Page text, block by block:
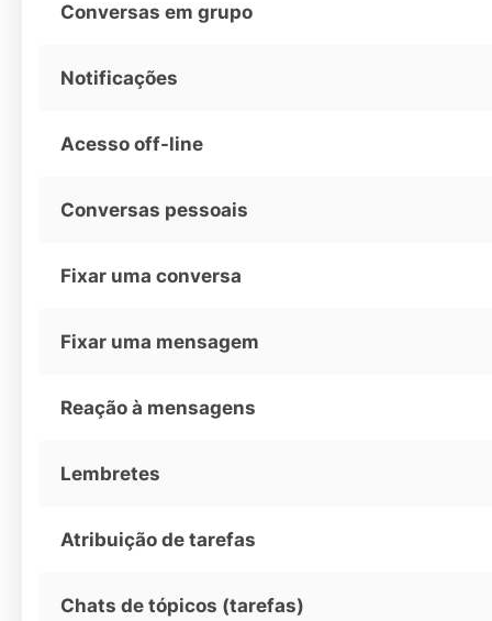
Conversas em grupo
Notificações
Acesso off-line
Conversas pessoais
Fixar uma conversa
Fixar uma mensagem
Reação à mensagens
Lembretes
Atribuição de tarefas
Chats de tópicos (tarefas)